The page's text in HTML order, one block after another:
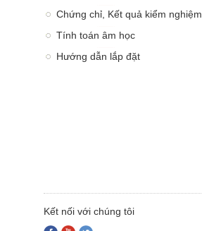
Chứng chỉ, Kết quả kiểm nghiệm
Tính toán âm học
Hướng dẫn lắp đặt
Kết nối với chúng tôi